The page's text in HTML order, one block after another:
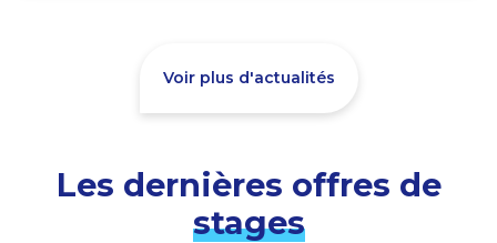
Voir plus d'actualités
Les dernières offres de
stages